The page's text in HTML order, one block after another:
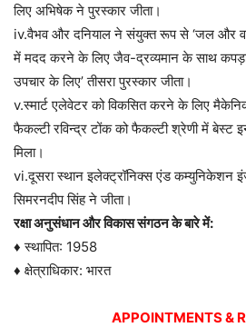
लिए अभिषेक ने पुरस्कार जीता।
iv.वैभव और दनियाल ने संयुक्त रूप से ‘जल और
में मदद करने के लिए जैव-द्रव्यमान के साथ
उपचार के लिए’ तीसरा पुरस्कार जीता।
v.स्मार्ट एलेवेटर को विकसित करने के लिए
फैकल्टी रविन्द्र टोंक को फैकल्टी श्रेणी में बेस्ट
मिला।
vi.दूसरा स्थान इलेक्ट्रॉनिक्स एंड कम्युनिकेशन
सिमरनदीप सिंह ने जीता।
रक्षा अनुसंधान और विकास संगठन के बारे में:
♦ स्थापित: 1958
♦ क्षेत्राधिकार: भारत
APPOINTMENTS &